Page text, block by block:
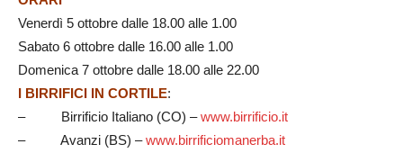
Venerdì 5 ottobre dalle 18.00 alle 1.00
Sabato 6 ottobre dalle 16.00 alle 1.00
Domenica 7 ottobre dalle 18.00 alle 22.00
I BIRRIFICI IN CORTILE:
– Birrificio Italiano (CO) –www.birrificio.it
– Avanzi (BS) –www.birrificiomanerba.it